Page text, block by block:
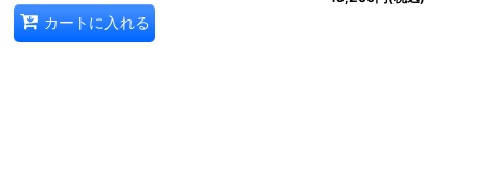
カートに入れる